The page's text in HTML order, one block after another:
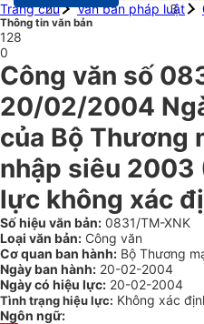
Trang chủ
Văn bản pháp luật
Thông tin văn bản
128
0
Công văn số
20/02/2004
của Bộ Thương
nhập siêu 2003
lực không xác
Số hiệu văn bản: 0831/TM-XNK
Loại văn bản: Công văn
Cơ quan ban hành: Bộ Thương
Ngày ban hành: 20-02-2004
Ngày có hiệu lực: 20-02-2004
Tình trạng hiệu lực: Không xác
Ngôn ngữ: